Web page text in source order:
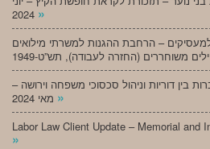
»
למעסיקים – הרחבת ההגנות למשרתי מילואים
בין דוריות וניהול סכסוכי משפחה וירושה –
»
Labor Law Client Update – Memorial and
»